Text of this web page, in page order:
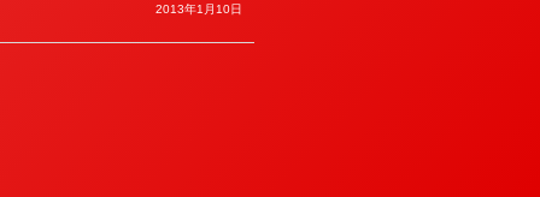
2013年1月10日